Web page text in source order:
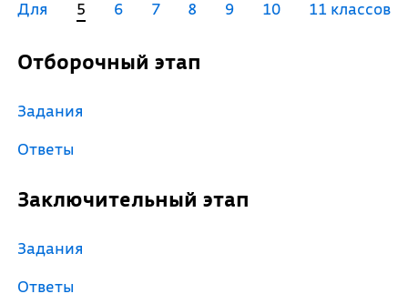
Для 5 6 7 8 9 10 11 классов
Отборочный этап
Задания
Ответы
Заключительный этап
Задания
Ответы